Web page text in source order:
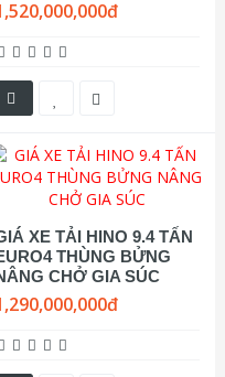
XE TẢI HINO 9.4 TẤN
THÙNG BỬNG
CHỞ GIA SÚC